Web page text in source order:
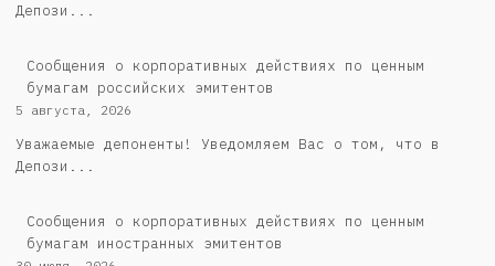
Депози...
Cообщения о корпоративных действиях по ценным
бумагам российских эмитентов
5 августа, 2026
Уважаемые депоненты! Уведомляем Вас о том, что в
Депози...
Сообщения о корпоративных действиях по ценным
бумагам иностранных эмитентов